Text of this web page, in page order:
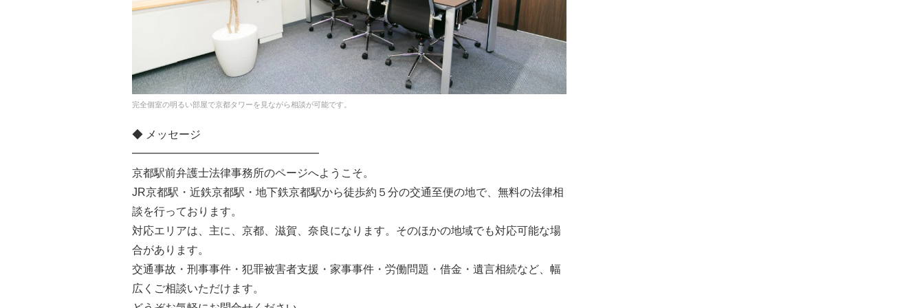
完全個室の明るい部屋で京都タワーを見ながら相談が可能です。
◆ メッセージ
━━━━━━━━━━━━━━━━━
京都駅前弁護士法律事務所のページへようこそ。
JR京都駅・近鉄京都駅・地下鉄京都駅から徒歩約５分の交通至便の地で、無料の法律相
談を行っております。
対応エリアは、主に、京都、滋賀、奈良になります。そのほかの地域でも対応可能な場
合があります。
交通事故・刑事事件・犯罪被害者支援・家事事件・労働問題・借金・遺言相続など、幅
広くご相談いただけます。